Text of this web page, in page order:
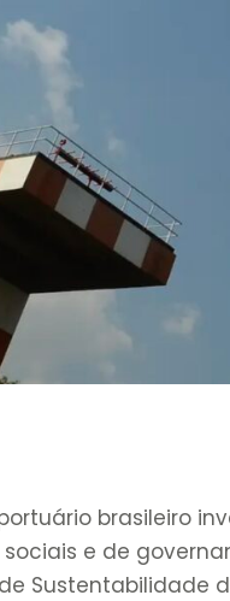
brasileiro
e de
Sustentabilidade